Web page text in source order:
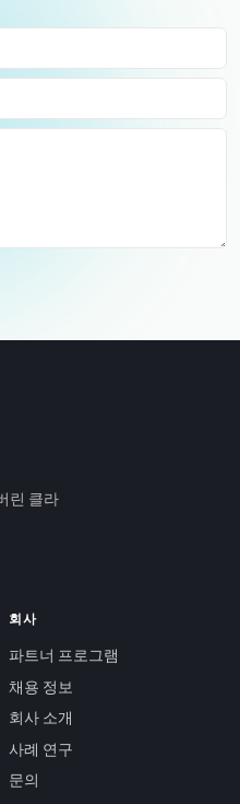
린 클라
회사
파트너 프로그램
채용 정보
회사 소개
사례 연구
문의